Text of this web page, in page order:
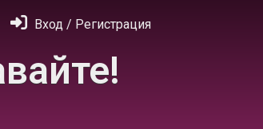
Вход / Регистрация